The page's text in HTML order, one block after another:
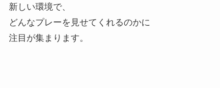
新しい環境で、
どんなプレーを見せてくれるのかに
注目が集まります。